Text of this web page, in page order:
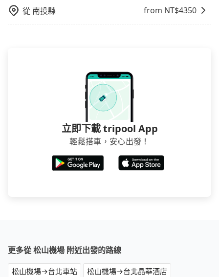
從 南投縣 from NT$4350
立即下載 tripool App
輕鬆搭車，安心出發！
更多從 松山機場 附近出發的路線
松山機場→台北車站
松山機場→台北晶華酒店